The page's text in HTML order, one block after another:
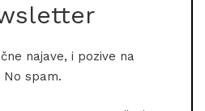
najave, i pozive na
No spam.